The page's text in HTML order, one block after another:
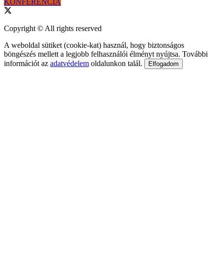
Copyright © All rights reserved
A weboldal sütiket (cookie-kat) használ, hogy biztonságos
böngészés mellett a legjobb felhasználói élményt nyújtsa. További
információt az adatvédelem oldalunkon talál. Elfogadom